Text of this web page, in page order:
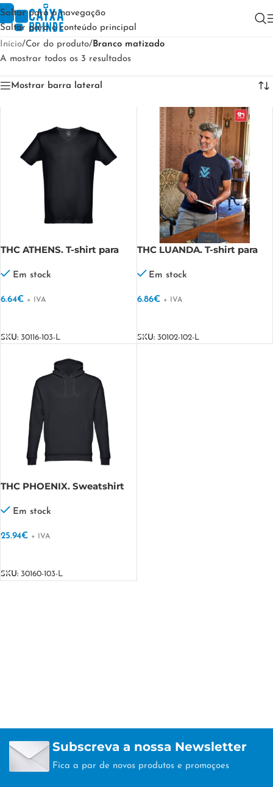
Saltar para a navegação
Saltar para o conteúdo principal
Início/Cor do produto/Branco matizado
A mostrar todos os 3 resultados
Mostrar barra lateral
THC ATHENS. T-shirt para
Em stock
6.64€ + IVA
SKU: 30116-103-L
THC LUANDA. T-shirt para
em algodão
Em stock
6.86€ + IVA
SKU: 30102-102-L
THC PHOENIX. Sweatshirt
algodão e poliéster
Em stock
25.94€ + IVA
SKU: 30160-103-L
Subscreva a nossa Newsletter
Fica a par de novos produtos e promoçoes